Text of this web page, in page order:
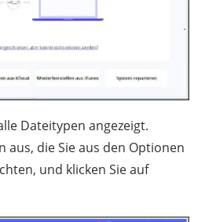
Dateitypen angezeigt.
aus, die Sie aus den Optionen
und klicken Sie auf